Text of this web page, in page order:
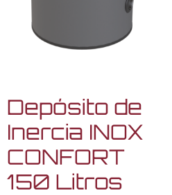
Depósito de
Inercia INOX
CONFORT
150 Litros